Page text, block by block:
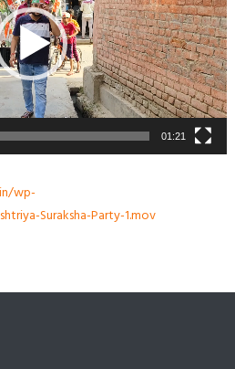
01:21
wp-
Suraksha-Party-1.mov